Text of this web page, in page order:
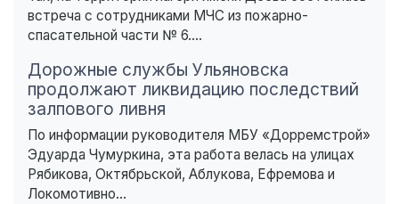
встреча с сотрудниками МЧС из пожарно-
спасательной части № 6....
Дорожные службы Ульяновска
продолжают ликвидацию последствий
залпового ливня
По информации руководителя МБУ «Дорремстрой»
Эдуарда Чумуркина, эта работа велась на улицах
Рябикова, Октябрьской, Аблукова, Ефремова и
Локомотивно...